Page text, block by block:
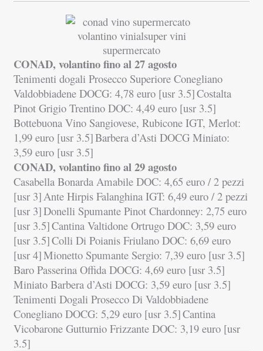
CONAD, volantino fino al 27 agosto
Tenimenti dogali Prosecco Superiore Conegliano
Valdobbiadene DOCG: 4,78 euro [usr 3.5]Costalta
Pinot Grigio Trentino DOC: 4,49 euro [usr 3.5]
Bottebuona Vino Sangiovese, Rubicone IGT, Merlot:
1,99 euro [usr 3.5]Barbera d’Asti DOCG Miniato:
3,59 euro [usr 3.5]
CONAD, volantino fino al 29 agosto
Casabella Bonarda Amabile DOC: 4,65 euro / 2 pezzi
[usr 3]Ante Hirpis Falanghina IGT: 6,49 euro / 2 pezzi
[usr 3]Donelli Spumante Pinot Chardonney: 2,75 euro
[usr 3.5]Cantina Valtidone Ortrugo DOC: 3,59 euro
[usr 3.5]Colli Di Poianis Friulano DOC: 6,69 euro
[usr 4]Mionetto Spumante Sergio: 7,39 euro [usr 3.5]
Baro Passerina Offida DOCG: 4,69 euro [usr 3.5]
Miniato Barbera d’Asti DOCG: 3,59 euro [usr 3.5]
Tenimenti Dogali Prosecco Di Valdobbiadene
Conegliano DOCG: 5,29 euro [usr 3.5]Cantina
Vicobarone Gutturnio Frizzante DOC: 3,19 euro [usr
3.5]